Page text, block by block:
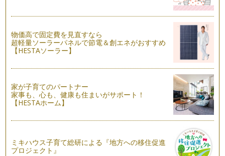
夏休みを前にして、私の住んでいるエリアでは各幼稚園の説明
会、見学会のポスターを多く目にする…
梅雨を素敵に過ごす！雨の日の上質マナー
関東地方も梅雨入りしましたね。観測史上３番目に早い梅雨入
りだそうです・・・。 春と…
美ママ的 アクセサリーマナー
季節も暖かくなり、アクセサリーが映える服装が多くなります
ね。Tシャツなどの定番服もアクセサ…
入園、入学式など改まったイベントが多い春。皆さまは、お子
様のご入園、ご入学など経験されまし…
物価高で固定費を見直すなら
超軽量ソーラーパネルで節電＆創エネがおすすめ
【HESTAソーラー】
家が子育てのパートナー
家事も、心も、健康も住まいがサポート！
【HESTAホーム】
ミキハウス子育て総研による『地方への移住促進
プロジェクト』